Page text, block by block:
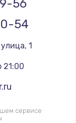
56
54
1
21:00
сервисе